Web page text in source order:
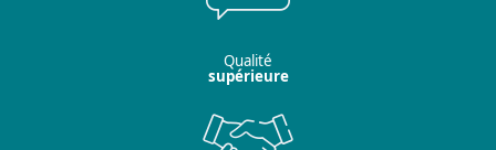
Qualité
supérieure